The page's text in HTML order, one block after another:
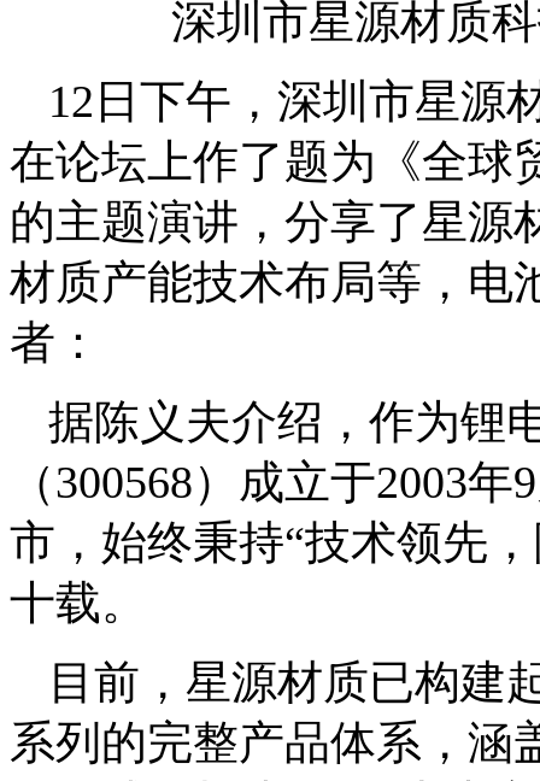
深圳市星源材质
12日下午，深圳市星源
在论坛上作了题为《全球
的主题演讲，分享了星源
材质产能技术布局等，电
者：
据陈义夫介绍，作为锂
（300568）成立于2003
市，始终秉持“技术领先
十载。
目前，星源材质已构建
系列的完整产品体系，涵